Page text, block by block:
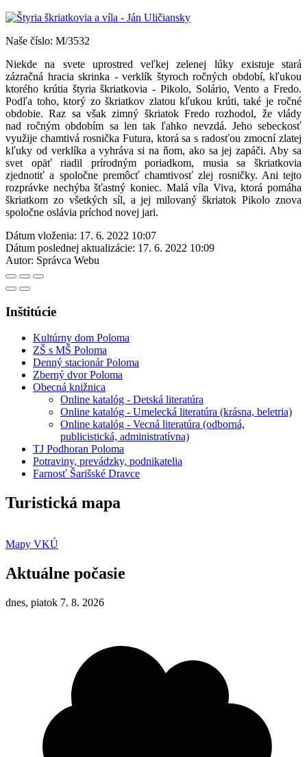
Naše číslo: M/3532
Niekde na svete uprostred veľkej zelenej lúky existuje stará
zázračná hracia skrinka - verklík štyroch ročných období, kľukou
ktorého krútia štyria škriatkovia - Pikolo, Solário, Vento a Fredo.
Podľa toho, ktorý zo škriatkov zlatou kľukou krúti, také je ročné
obdobie. Raz sa však zimný škriatok Fredo rozhodol, že vlády
nad ročným obdobím sa len tak ľahko nevzdá. Jeho sebeckosť
využije chamtivá rosnička Futura, ktorá sa s radosťou zmocní zlatej
kľuky od verklíka a vyhráva si na ňom, ako sa jej zapáči. Aby sa
svet opäť riadil prírodným poriadkom, musia sa škriatkovia
zjednotiť a spoločne premôcť chamtivosť zlej rosničky. Ani tejto
rozprávke nechýba šťastný koniec. Malá víla Viva, ktorá pomáha
škriatkom zo všetkých síl, a jej milovaný škriatok Pikolo znova
spoločne oslávia príchod novej jari.
Dátum vloženia: 17. 6. 2022 10:07
Dátum poslednej aktualizácie: 17. 6. 2022 10:09
Autor: Správca Webu
Inštitúcie
Kultúrny dom Poloma
ZŠ s MŠ Poloma
Denný stacionár Poloma
Zberný dvor Poloma
Obecná knižnica
Online katalóg - Detská literatúra
Online katalóg - Umelecká literatúra (krásna, beletria)
Online katalóg - Vecná literatúra (odborná,
publicistická, administratívna)
TJ Podhoran Poloma
Potraviny, prevádzky, podnikatelia
Farnosť Šarišské Dravce
Turistická mapa
Mapy VKÚ
Aktuálne počasie
dnes, piatok 7. 8. 2026